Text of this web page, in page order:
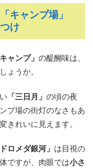
キャンプ場」
け
ャンプ」 の醍醐味は、
ょうか。
「三日月」 の頃の夜
プ場の街灯のなさもあ
きれいに見えます。
ロメダ銀河」 は目視の
ですが、肉眼では小さ